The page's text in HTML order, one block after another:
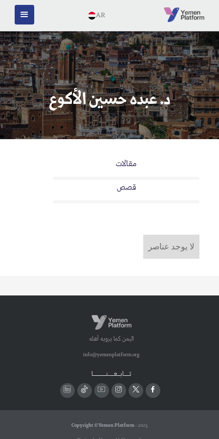
AR
د. عبده حسين الأكوع
مقالات
قصص
لا يوجد عناصر
اليمن كما يرويه أهله
info@yemenplatform.org
تـــــابـــعــــــنـــــــــــــا
Copyright © Yemen Platform- 2025